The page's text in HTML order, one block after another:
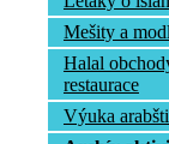
Mešity a
Halal
restaurace
Výuka